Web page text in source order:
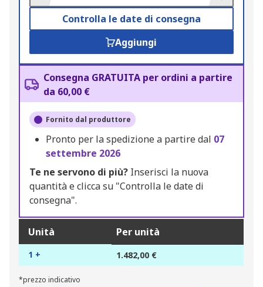
Controlla le date di consegna
Aggiungi
Consegna GRATUITA per ordini a partire
da 60,00 €
Fornito dal produttore
Pronto per la spedizione a partire dal 07
settembre 2026
Te ne servono di più? Inserisci la nuova
quantità e clicca su "Controlla le date di
consegna".
Unità Per unità
1 + 1.482,00 €
*prezzo indicativo